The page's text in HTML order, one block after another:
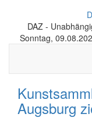
DAZ -
Sonntag,
Augsburg